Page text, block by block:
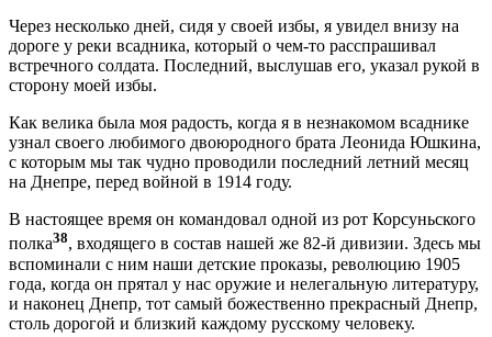
Через несколько дней, сидя у своей избы, я увидел внизу на
дороге у реки всадника, который о чем-то расспрашивал
встречного солдата. Последний, выслушав его, указал рукой в
сторону моей избы.
Как велика была моя радость, когда я в незнакомом всаднике
узнал своего любимого двоюродного брата Леонида Юшкина,
с которым мы так чудно проводили последний летний месяц
на Днепре, перед войной в 1914 году.
В настоящее время он командовал одной из рот Корсуньского
полка38, входящего в состав нашей же 82-й дивизии. Здесь мы
вспоминали с ним наши детские проказы, революцию 1905
года, когда он прятал у нас оружие и нелегальную литературу,
и наконец Днепр, тот самый божественно прекрасный Днепр,
столь дорогой и близкий каждому русскому человеку.